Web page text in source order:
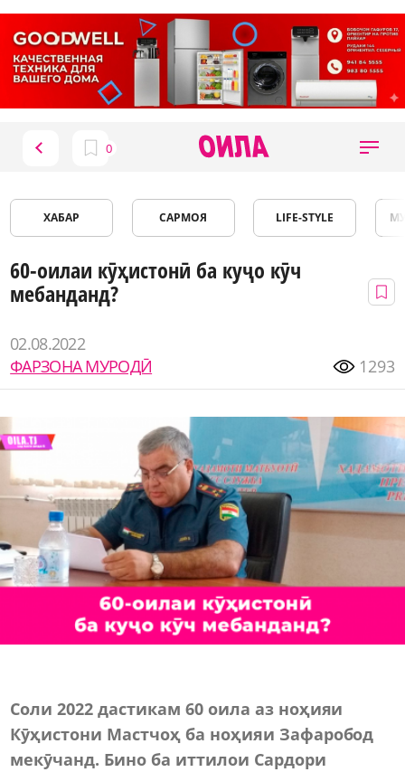
ХАБАР САРМОЯ LIFE-STYLE
60-оилаи кӯҳистонӣ ба куҷо кӯч
мебанданд?
02.08.2022
ФАРЗОНА МУРОДӢ
1293
Соли 2022 дастикам 60 оила аз ноҳияи
Кӯҳистони Мастчоҳ ба ноҳияи Зафаробод
мекӯчанд. Бино ба иттилои Сардори